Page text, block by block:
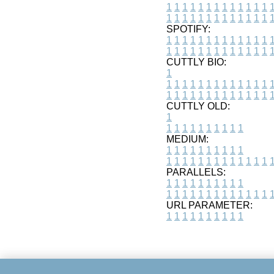
1 1 1 1 1 1 1 1 1 1 1 1 1 1
1 1 1 1 1 1 1 1 1 1 1 1 1 1
SPOTIFY:
1 1 1 1 1 1 1 1 1 1 1 1 1 1
1 1 1 1 1 1 1 1 1 1 1 1 1 1
CUTTLY BIO:
1
1 1 1 1 1 1 1 1 1 1 1 1 1 1
1 1 1 1 1 1 1 1 1 1 1 1 1 1
CUTTLY OLD:
1
1 1 1 1 1 1 1 1 1 1
MEDIUM:
1 1 1 1 1 1 1 1 1 1
1 1 1 1 1 1 1 1 1 1 1 1 1 1
PARALLELS:
1 1 1 1 1 1 1 1 1 1
1 1 1 1 1 1 1 1 1 1 1 1 1 1
URL PARAMETER:
1 1 1 1 1 1 1 1 1 1